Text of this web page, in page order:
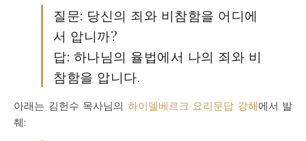
질문: 당신의 죄와 비참함을 어디에
서 압니까?
답: 하나님의 율법에서 나의 죄와 비
참함을 압니다.
아래는 김헌수 목사님의 하이델베르크 요리문답 강해에서 발
췌: